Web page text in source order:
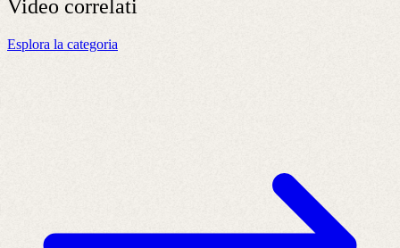
Video correlati
Esplora la categoria